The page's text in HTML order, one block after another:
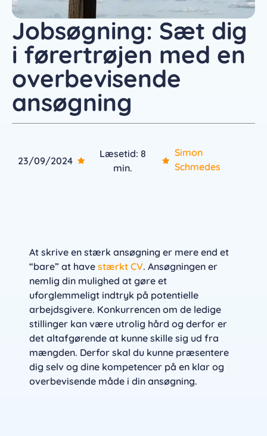
Jobsøgning: Sæt dig
i førertrøjen med en
overbevisende
ansøgning
23/09/2024
Læsetid: 8
min.
Simon
Schmedes
At skrive en stærk ansøgning er mere end et
“bare” at havestærkt CV. Ansøgningen er
nemlig din mulighed at gøre et
uforglemmeligt indtryk på potentielle
arbejdsgivere. Konkurrencen om de ledige
stillinger kan være utrolig hård og derfor er
det altafgørende at kunne skille sig ud fra
mængden. Derfor skal du kunne præsentere
dig selv og dine kompetencer på en klar og
overbevisende måde i din ansøgning.